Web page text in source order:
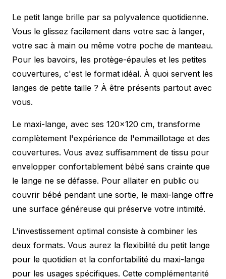
Le petit lange brille par sa polyvalence quotidienne.
Vous le glissez facilement dans votre sac à langer,
votre sac à main ou même votre poche de manteau.
Pour les bavoirs, les protège-épaules et les petites
couvertures, c'est le format idéal. À quoi servent les
langes de petite taille ? À être présents partout avec
vous.
Le maxi-lange, avec ses 120×120 cm, transforme
complètement l'expérience de l'emmaillotage et des
couvertures. Vous avez suffisamment de tissu pour
envelopper confortablement bébé sans crainte que
le lange ne se défasse. Pour allaiter en public ou
couvrir bébé pendant une sortie, le maxi-lange offre
une surface généreuse qui préserve votre intimité.
L'investissement optimal consiste à combiner les
deux formats. Vous aurez la flexibilité du petit lange
pour le quotidien et la confortabilité du maxi-lange
pour les usages spécifiques. Cette complémentarité